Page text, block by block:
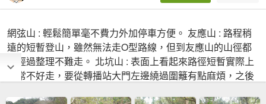
網弦山 : 輕鬆簡單毫不費力外加停車方便。 友應山 : 路程稍
遠的短暫登山，雖然無法走O型路線，但到友應山的山徑都
有經過整理不難走。 北坑山 : 表面上看起來路徑短暫實際上
非常不好走，要從轉播站大門左邊繞過圍籬有點麻煩，之後